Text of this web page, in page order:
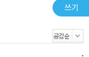
쓰기